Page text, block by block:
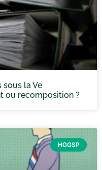
la Ve
ou recomposition ?
HGGSP